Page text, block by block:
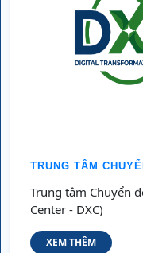
TRUNG TÂM
Trung tâm Chuyển
Center - DXC)
XEM THÊM